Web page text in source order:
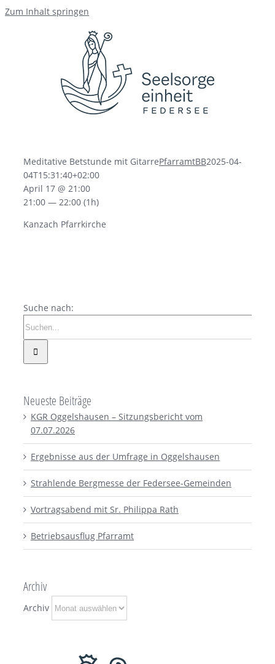
Zum Inhalt springen
Meditative Betstunde mit GitarrePfarramtBB2025-04-
04T15:31:40+02:00
April 17 @ 21:00
21:00 — 22:00 (1h)
Kanzach Pfarrkirche
Suche nach:
Neueste Beiträge
KGR Oggelshausen – Sitzungsbericht vom
07.07.2026
Ergebnisse aus der Umfrage in Oggelshausen
Strahlende Bergmesse der Federsee-Gemeinden
Vortragsabend mit Sr. Philippa Rath
Betriebsausflug Pfarramt
Archiv
Archiv